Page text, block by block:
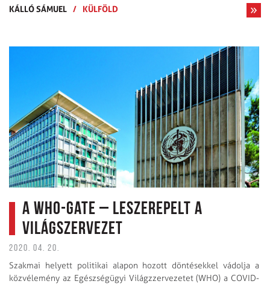
KÁLLÓ SÁMUEL / KÜLFÖLD
A WHO-gate – leszerepelt a
világszervezet
2020. 04. 20.
Szakmai helyett politikai alapon hozott döntésekkel vádolja a
közvélemény az Egészségügyi Világzzervezetet (WHO) a COVID-